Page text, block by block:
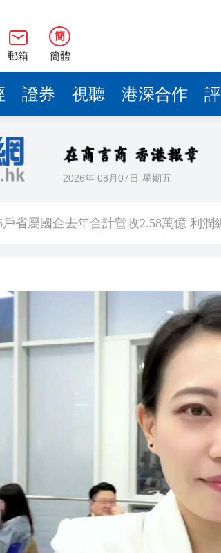
郵箱
簡
簡體
證券 視聽 港深合作
2026年 08月07日 星期五
｜吳良好：依法公正處理黎智英求情
時間專注做好宏福苑火災獨立委員會
頂尖專家共話時代命題
港區全國政協委員考察團來瓊考察
海南儋州以舊換新帶動消費約18億元
西校園閱讀活動解鎖閱讀新玩法
邁文儒煥新升級 五組數據見證文儒沉香
率港區全國政協委員考察團來瓊考察
海南儋州以舊換新帶動消費約18億元
戶省屬國企去年合計營收2.58萬億 利潤
西校園閱讀活動解鎖閱讀新玩法